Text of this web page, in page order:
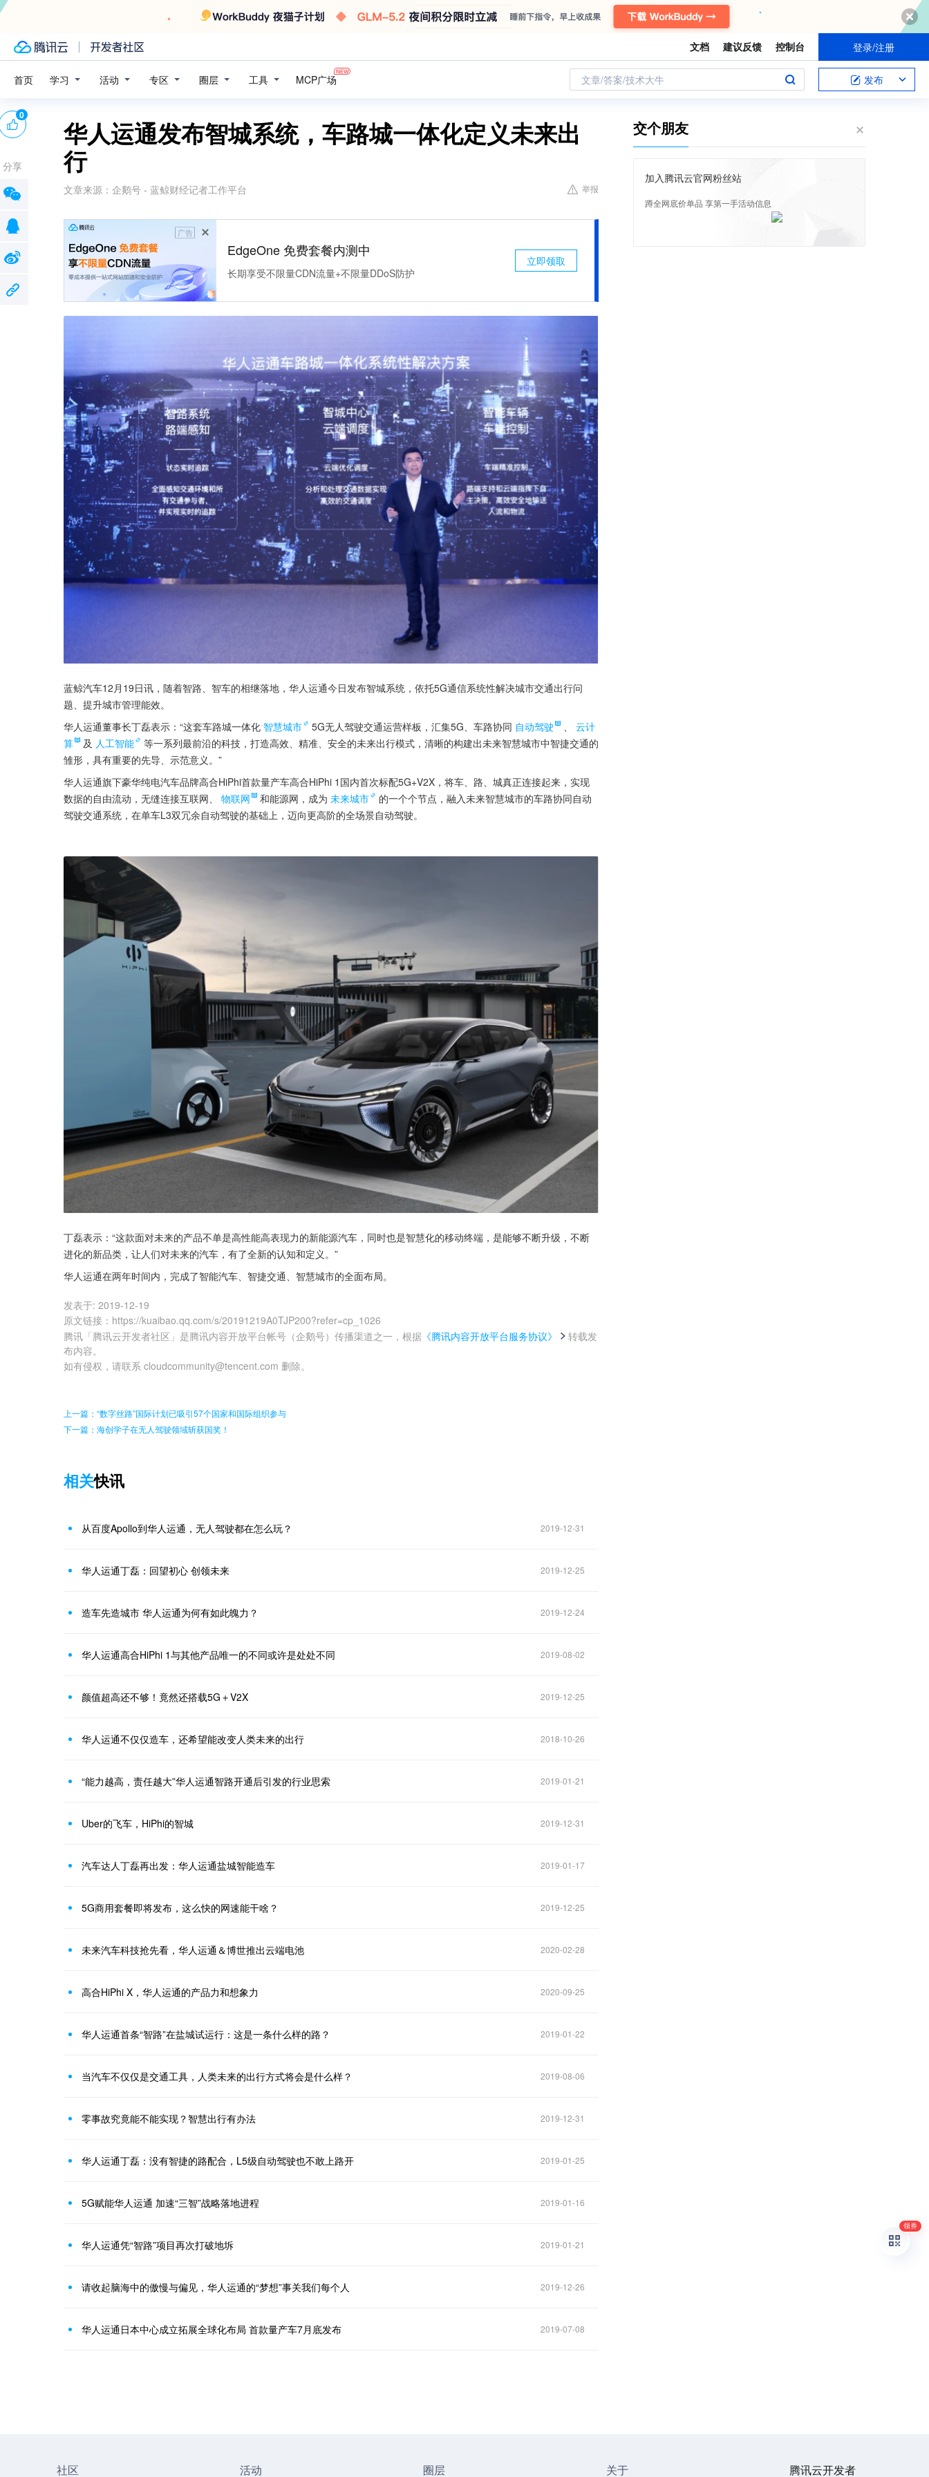
文档 建议反馈 控制台 登录/注册
首页 学习 活动 专区 圈层 工具 MCP广场 文章/答案/技术大牛 发布
华人运通发布智城系统，车路城一体化定义未来出
行
文章来源： 企鹅号 - 蓝鲸财经记者工作平台 举报
广告
EdgeOne 免费套餐内测中
长期享受不限量CDN流量+不限量DDoS防护
立即领取
蓝鲸汽车12月19日讯，随着智路、智车的相继落地，华人运通今日发布智城系统，依托5G通信系统性解决城市交通出行问
题、提升城市管理能效。
华人运通董事长丁磊表示：“这套车路城一体化 智慧城市 5G无人驾驶交通运营样板，汇集5G、车路协同 自动驾驶
云计
算
及 人工智能
等一系列最前沿的科技，打造高效、精准、安全的未来出行模式，清晰的构建出未来智慧城市中智捷交通的
雏形，具有重要的先导、示范意义。”
华人运通旗下豪华纯电汽车品牌高合HiPhi首款量产车高合HiPhi 1国内首次标配5G+V2X，将车、路、城真正连接起来，实现
数据的自由流动，无缝连接互联网、
物联网 和能源网，成为 未来城市
的一个个节点，融入未来智慧城市的车路协同自动
驾驶交通系统，在单车L3双冗余自动驾驶的基础上，迈向更高阶的全场景自动驾驶。
丁磊表示：“这款面对未来的产品不单是高性能高表现力的新能源汽车，同时也是智慧化的移动终端，是能够不断升级，不断
进化的新品类，让人们对未来的汽车，有了全新的认知和定义。”
华人运通在两年时间内，完成了智能汽车、智捷交通、智慧城市的全面布局。
发表于: 2019-12-19
原文链接 ： https://kuaibao.qq.com/s/20191219A0TJP200?refer=cp_1026
腾讯「腾讯云开发者社区」是腾讯内容开放平台帐号（企鹅号）传播渠道之一，根据 《腾讯内容开放平台服务协议》
转载发
布内容。
如有侵权，请联系 cloudcommunity@tencent.com 删除。
0
分享
上一篇：“数字丝路”国际计划已吸引57个国家和国际组织参与
下一篇：海创学子在无人驾驶领域斩获国奖！
相关快讯
从百度Apollo到华人运通，无人驾驶都在怎么玩？ 2019-12-31
华人运通丁磊：回望初心 创领未来 2019-12-25
造车先造城市 华人运通为何有如此魄力？ 2019-12-24
华人运通高合HiPhi 1与其他产品唯一的不同或许是处处不同 2019-08-02
颜值超高还不够！竟然还搭载5G＋V2X 2019-12-25
华人运通不仅仅造车，还希望能改变人类未来的出行 2018-10-26
“能力越高，责任越大”华人运通智路开通后引发的行业思索 2019-01-21
Uber的飞车，HiPhi的智城 2019-12-31
汽车达人丁磊再出发：华人运通盐城智能造车 2019-01-17
5G商用套餐即将发布，这么快的网速能干啥？ 2019-12-25
未来汽车科技抢先看，华人运通＆博世推出云端电池 2020-02-28
高合HiPhi X，华人运通的产品力和想象力 2020-09-25
华人运通首条“智路”在盐城试运行：这是一条什么样的路？ 2019-01-22
当汽车不仅仅是交通工具，人类未来的出行方式将会是什么样？ 2019-08-06
零事故究竟能不能实现？智慧出行有办法 2019-12-31
华人运通丁磊：没有智捷的路配合，L5级自动驾驶也不敢上路开 2019-01-25
5G赋能华人运通 加速“三智”战略落地进程 2019-01-16
华人运通凭“智路”项目再次打破地坼 2019-01-21
请收起脑海中的傲慢与偏见，华人运通的“梦想”事关我们每个人 2019-12-26
华人运通日本中心成立拓展全球化布局 首款量产车7月底发布 2019-07-08
交个朋友
加入腾讯云官网粉丝站
蹲全网底价单品 享第一手活动信息
社区 活动 圈层 关于 腾讯云开发者
领券